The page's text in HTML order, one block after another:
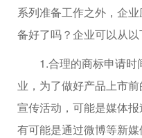
系列准备工作之外，企
备好了吗？企业可以从以
1.合理的商标申请时
业，为了做好产品上市
宣传活动，可能是媒体
有可能是通过微博等新